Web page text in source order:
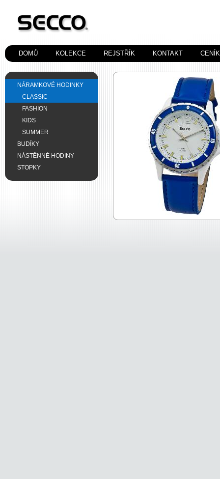
DOMŮ KOLEKCE REJSTŘÍK KONTAKT
NÁRAMKOVÉ HODINKY
CLASSIC
FASHION
KIDS
SUMMER
BUDÍKY
NÁSTĚNNÉ HODINY
STOPKY